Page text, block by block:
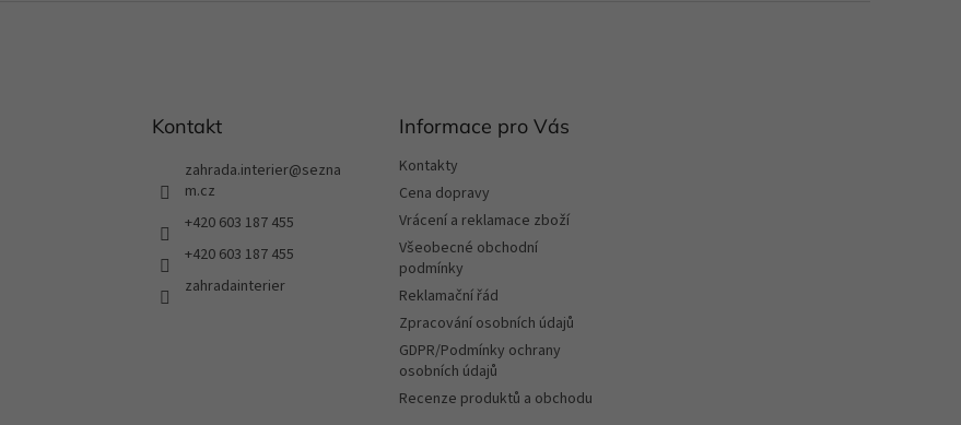
Kontakt
zahrada.interier@sezna
m.cz
+420 603 187 455
+420 603 187 455
zahradainterier
Informace pro Vás
Kontakty
Cena dopravy
Vrácení a reklamace zboží
Všeobecné obchodní
podmínky
Reklamační řád
Zpracování osobních údajů
GDPR/Podmínky ochrany
osobních údajů
Recenze produktů a obchodu